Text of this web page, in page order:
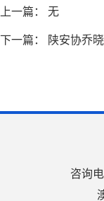
上一篇： 无
下一篇： 陕安协乔
咨询